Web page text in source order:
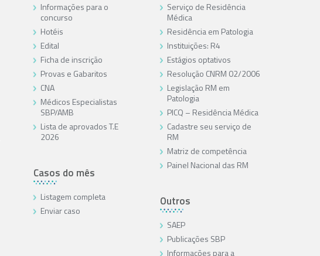
Informações para o
concurso
Hotéis
Edital
Ficha de inscrição
Provas e Gabaritos
CNA
Médicos Especialistas
SBP/AMB
Lista de aprovados T.E
2026
Casos do mês
Listagem completa
Enviar caso
Serviço de Residência
Médica
Residência em Patologia
Instituições: R4
Estágios optativos
Resolução CNRM 02/2006
Legislação RM em
Patologia
PICQ – Residência Médica
Cadastre seu serviço de
RM
Matriz de competência
Painel Nacional das RM
Outros
SAEP
Publicações SBP
Informações para a